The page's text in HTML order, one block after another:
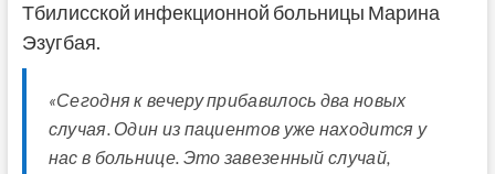
Тбилисской инфекционной больницы Марина
Эзугбая.
«Сегодня к вечеру прибавилось два новых
случая. Один из пациентов уже находится у
нас в больнице. Это завезенный случай,